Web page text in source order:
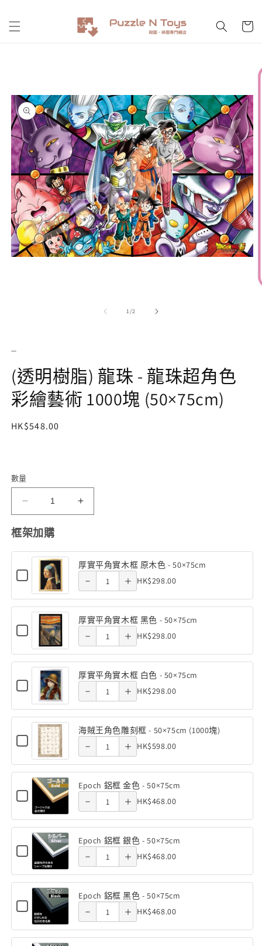
物
多
體
檔
案
1
1//2
(透明樹脂) 龍珠 - 龍珠超角色
彩繪藝術 1000塊 (50×75cm)
定
HK$548.00
數量
明
樹
脂)
龍
珠
-
龍
珠
角
彩
繪
藝
術
1000
塊
(50×75cm)
數
量
減
少
脂)
龍
珠
-
珠
超
角
色
彩
繪
藝
術
1000
塊
(50×75cm)
數
量
增
加
框架加購
Checkbox
for
實
角
實
框
木
色
50×75cm
厚實平角實木框 原木色 - 50×75cm
Quantity
of
厚
實
角
實
木
框
原
木
-
50×75cm
of 厚實平
原木色 -
50×75cm
of 厚實平
角實木框
原木色 -
50×75cm
HK$298.00
Checkbox
for
實
角
實
框
色
-
50×75cm
厚實平角實木框 黑色 - 50×75cm
Quantity
of
厚
實
角
實
木
框
黑
色
50×75cm
Decrease
quantity
of 厚實平
黑色 -
50×75cm
Increase
quantity
of 厚實平
角實木框
黑色 -
50×75cm
HK$298.00
Checkbox
for
實
角
實
框
色
-
50×75cm
厚實平角實木框 白色 - 50×75cm
Quantity
of
厚
實
角
實
木
框
白
色
50×75cm
Decrease
quantity
of 厚實平
白色 -
50×75cm
Increase
quantity
of 厚實平
角實木框
白色 -
50×75cm
HK$298.00
Checkbox
for
賊
角
色
刻
-
50×75cm
(1000
塊)
海賊王角色雕刻框 - 50×75cm (1000塊)
Quantity
of
海
賊
角
色
雕
刻
框
-
50×75cm
(1000
Decrease
quantity
of 海賊王
框 -
50×75cm
(1000塊)
Increase
quantity
角色雕刻
框 -
50×75cm
(1000塊)
HK$598.00
Checkbox
for
Epoch
鋁
金
色
50×75cm
Epoch 鋁框 金色 - 50×75cm
Quantity
of
Epoch
鋁
金
色
50×75cm
Decrease
quantity
of Epoch
色 -
50×75cm
Increase
quantity
of Epoch
鋁框 金
色 -
50×75cm
HK$468.00
Checkbox
for
Epoch
鋁
銀
色
50×75cm
Epoch 鋁框 銀色 - 50×75cm
Quantity
of
Epoch
鋁
銀
Decrease
quantity
of Epoch
色 -
50×75cm
Increase
quantity
of Epoch
鋁框 銀
色 -
50×75cm
HK$468.00
Checkbox
for
Epoch
鋁
Epoch 鋁框 黑色 - 50×75cm
Quantity
of
Epoch
Decrease
quantity
of Epoch
色 -
Increase
quantity
of Epoch
鋁框 黑
色 -
HK$468.00
Decrease
quantity
Increase
quantity